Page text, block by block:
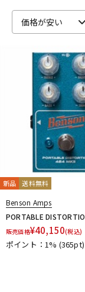
ドラム
キーボード
管楽器
アンプ
価格が安い
新品 送料無料
Benson Amps
PORTABLE
販売価格¥40,150(税込)
ポイント：1% (365pt)